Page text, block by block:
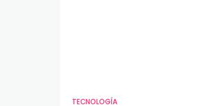
TECNOLOGÍA